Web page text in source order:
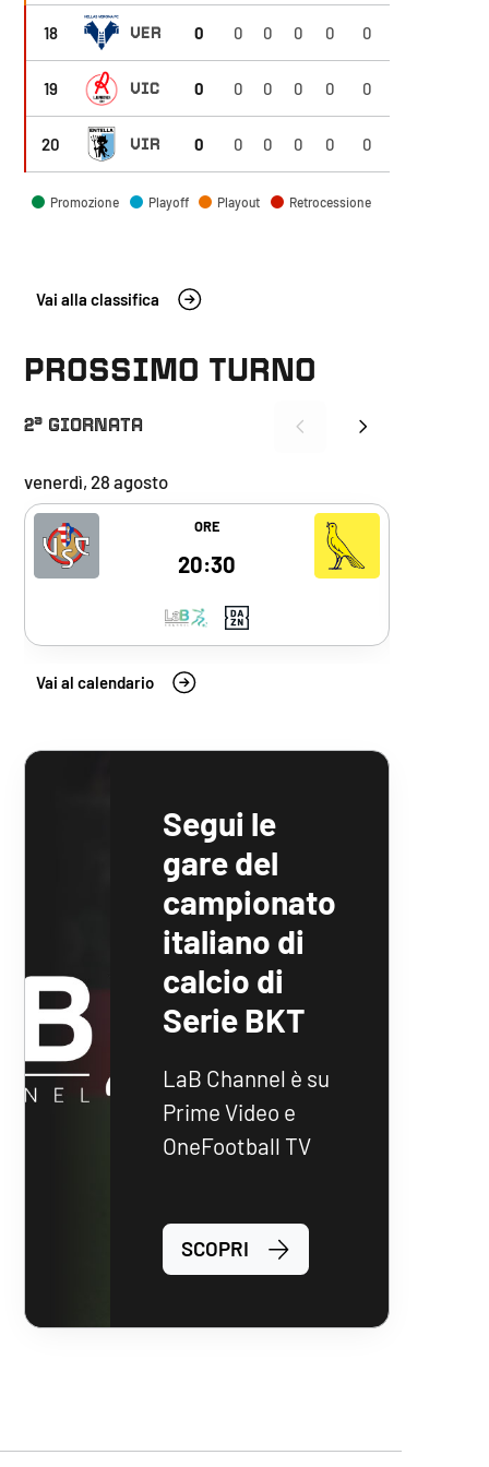
COMUNICATI UFFICIALI
18 VER
H. Verona 0 0 0 0 0 0
19 VIC
L.R. Vicenza 0 0 0 0 0 0
20 VIR
V. Entella 0 0 0 0 0 0
Promozione Playoff Playout Retrocessione
Vai alla classifica
PROSSIMO TURNO
2aGIORNATA
venerdì, 28 agosto
venerdì 28 agosto 2026,
ORE
20:30
Vai alla scheda del match
Vai al calendario
Segui le
gare del
campionato
italiano di
calcio di
Serie BKT
LaB Channel è su
Prime Video e
OneFootball TV
SCOPRI